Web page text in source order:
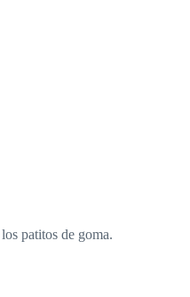
patitos de goma.